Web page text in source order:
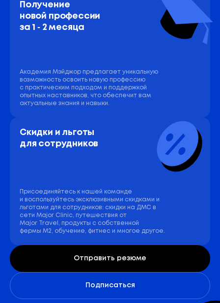
Получение
новой профессии
за 1 ‑ 2 месяца
Академия Мэйджор предлагает уникальную
возможность освоить новую профессию
с практическим подходом и поддержкой
опытных наставников, что обеспечит вам
актуальные знания и навыки.
Скидки и льготы
для сотрудников
Присоединяйтесь к нашей команде
и воспользуйтесь эксклюзивными скидками и
льготами для сотрудников: скидки на ДМС в
сети Major Clinic, путешествия от
Major Travel, продукты с собственной
фермы М2, обучение, фитнес и многое другое.
Отправить резюме
Подписаться